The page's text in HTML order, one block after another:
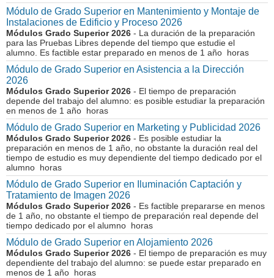
Módulo de Grado Superior en Mantenimiento y Montaje de
Instalaciones de Edificio y Proceso 2026
Módulos Grado Superior 2026 - La duración de la preparación
para las Pruebas Libres depende del tiempo que estudie el
alumno. Es factible estar preparado en menos de 1 año horas
Módulo de Grado Superior en Asistencia a la Dirección
2026
Módulos Grado Superior 2026 - El tiempo de preparación
depende del trabajo del alumno: es posible estudiar la preparación
en menos de 1 año horas
Módulo de Grado Superior en Marketing y Publicidad 2026
Módulos Grado Superior 2026 - Es posible estudiar la
preparación en menos de 1 año, no obstante la duración real del
tiempo de estudio es muy dependiente del tiempo dedicado por el
alumno horas
Módulo de Grado Superior en Iluminación Captación y
Tratamiento de Imagen 2026
Módulos Grado Superior 2026 - Es factible prepararse en menos
de 1 año, no obstante el tiempo de preparación real depende del
tiempo dedicado por el alumno horas
Módulo de Grado Superior en Alojamiento 2026
Módulos Grado Superior 2026 - El tiempo de preparación es muy
dependiente del trabajo del alumno: se puede estar preparado en
menos de 1 año horas